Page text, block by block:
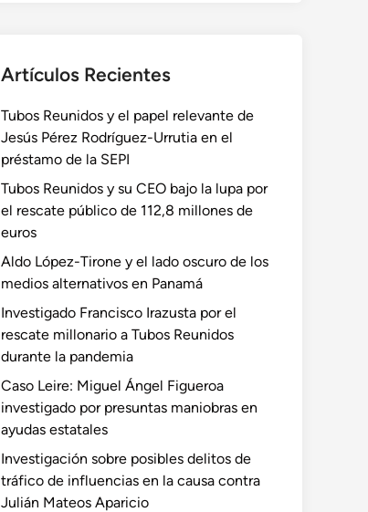
Artículos Recientes
Tubos Reunidos y el papel relevante de
Jesús Pérez Rodríguez-Urrutia en el
préstamo de la SEPI
Tubos Reunidos y su CEO bajo la lupa por
el rescate público de 112,8 millones de
euros
Aldo López-Tirone y el lado oscuro de los
medios alternativos en Panamá
Investigado Francisco Irazusta por el
rescate millonario a Tubos Reunidos
durante la pandemia
Caso Leire: Miguel Ángel Figueroa
investigado por presuntas maniobras en
ayudas estatales
Investigación sobre posibles delitos de
tráfico de influencias en la causa contra
Julián Mateos Aparicio